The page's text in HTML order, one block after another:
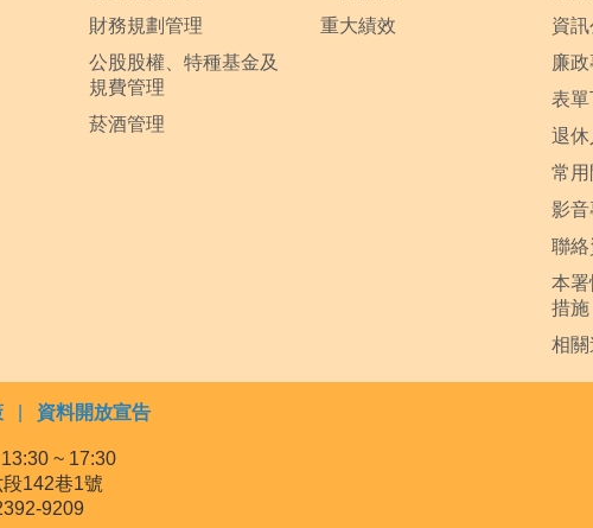
財務規劃管理
公股股權、特種基金及
規費管理
菸酒管理
重大績效
資訊
廉
表單
退休
常
影音
聯
本
措施
相
資料開放宣告
~ 17:30
142巷1號
9209